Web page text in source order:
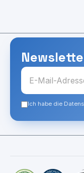
Ich habe die